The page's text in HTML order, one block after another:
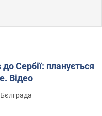
Сербії: планується
Відео